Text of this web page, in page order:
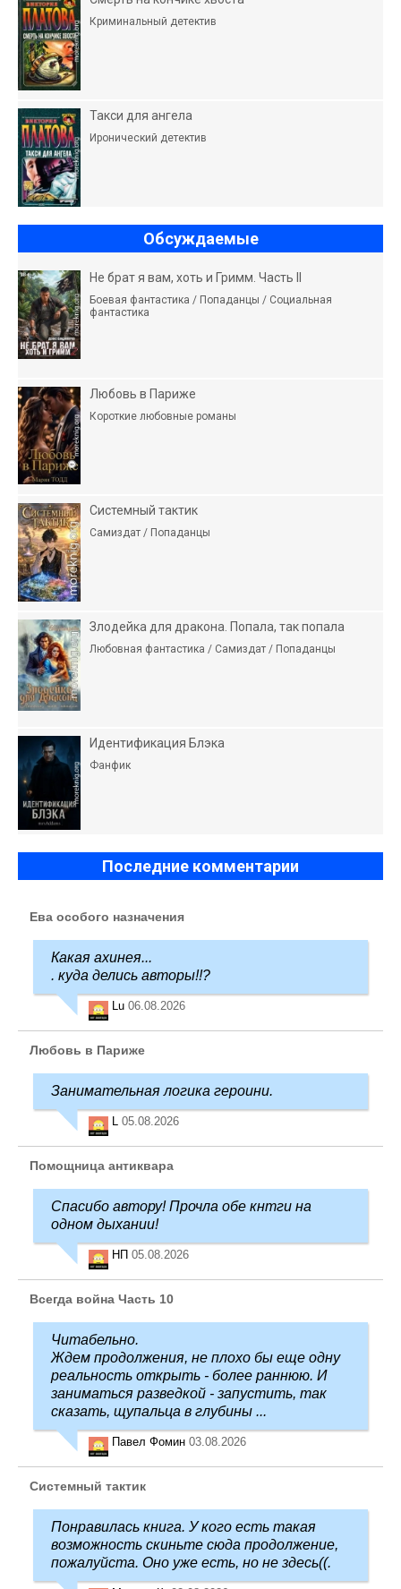
Криминальный детектив
Такси для ангела
Иронический детектив
Обсуждаемые
Не брат я вам, хоть и Гримм. Часть II
Боевая фантастика / Попаданцы / Социальная
фантастика
Любовь в Париже
Короткие любовные романы
Системный тактик
Самиздат / Попаданцы
Злодейка для дракона. Попала, так попала
Любовная фантастика / Самиздат / Попаданцы
Идентификация Блэка
Фанфик
Последние комментарии
Ева особого назначения
Какая ахинея...
. куда делись авторы!!?
Lu 06.08.2026
Любовь в Париже
Занимательная логика героини.
05.08.2026
Помощница антиквара
Спасибо автору! Прочла обе кнтги на
одном дыхании!
НП 05.08.2026
Всегда война Часть 10
Читабельно.
Ждем продолжения, не плохо бы еще одну
реальность открыть - более раннюю. И
заниматься разведкой - запустить, так
сказать, щупальца в глубины ...
Павел Фомин 03.08.2026
Системный тактик
Понравилась книга. У кого есть такая
возможность скиньте сюда продолжение,
пожалуйста. Оно уже есть, но не здесь((.